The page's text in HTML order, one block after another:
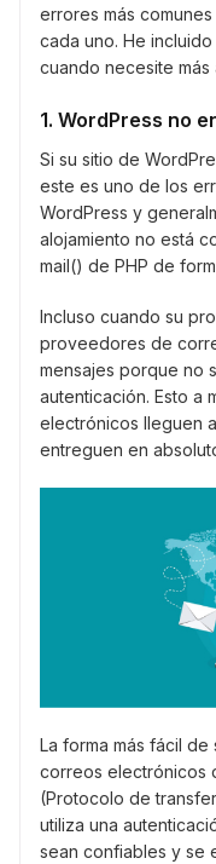
errores más
cada uno. He
cuando necesite más
1. WordPress no
Si su sitio de
este es uno de los
WordPress y
alojamiento no está
mail() de PHP de
Incluso cuando su
proveedores de
mensajes porque no
autenticación. Esto a
electrónicos lleguen
entreguen en
La forma más fácil
correos electrónicos
(Protocolo de
utiliza una
sean confiables y se